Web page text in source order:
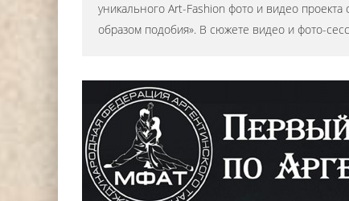
уникального Art-Fashion фото и видео
образом подобия». В сюжете видео и фото-